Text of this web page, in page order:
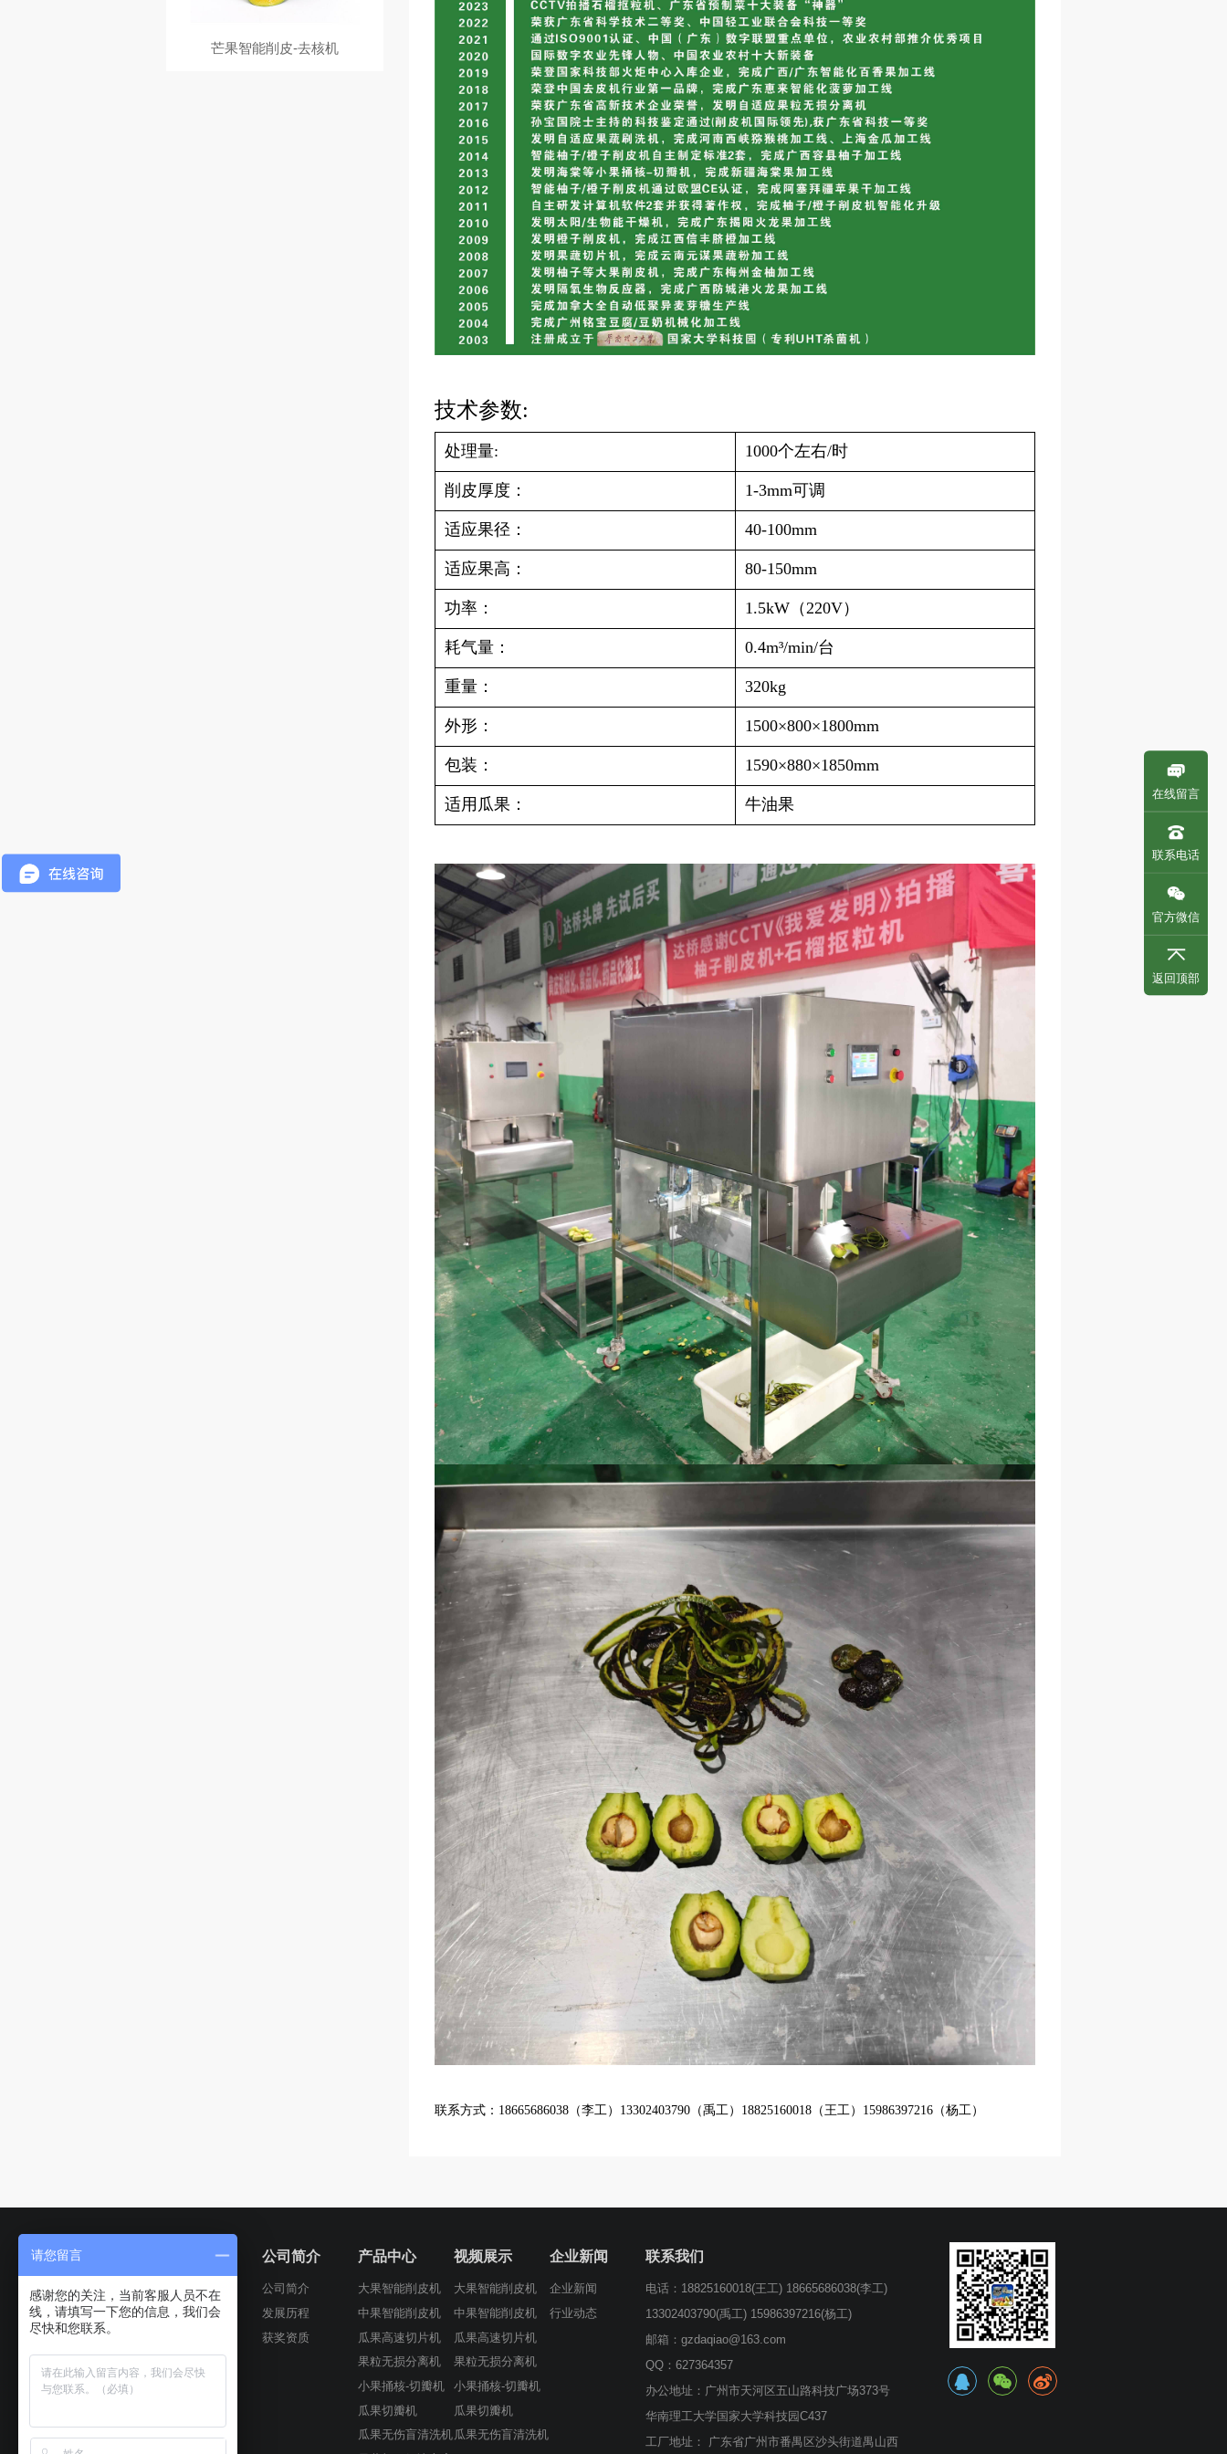
在线留言
联系电话
官方微信
返回顶部
技术参数:
处理量: 1000个左右/时
削皮厚度： 1-3mm可调
适应果径： 40-100mm
适应果高： 80-150mm
功率： 1.5kW（220V）
耗气量： 0.4m³/min/台
重量： 320kg
外形： 1500×800×1800mm
包装： 1590×880×1850mm
适用瓜果： 牛油果
联系方式： 18665686038（李工） 13302403790（禹工）18825160018（王工）15986397216（杨工）
芒果智能削皮-去核机 桃子智能削皮-去核机 苹果智能削皮-去核分瓣机 小菠萝智能削皮-修柄机
公司简介
公司简介
发展历程
获奖资质
产品中心
大果智能削皮机
中果智能削皮机
瓜果高速切片机
果粒无损分离机
小果捅核-切瓣机
瓜果切瓣机
瓜果无伤盲清洗机
视频展示
大果智能削皮机
中果智能削皮机
瓜果高速切片机
果粒无损分离机
小果捅核-切瓣机
瓜果切瓣机
瓜果无伤盲清洗机
企业新闻
企业新闻
行业动态
联系我们
电话：18825160018(王工) 18665686038(李工)
13302403790(禹工) 15986397216(杨工)
邮箱：gzdaqiao@163.com
QQ：627364357
办公地址：广州市天河区五山路科技广场373号
华南理工大学国家大学科技园C437
工厂地址： 广东省广州市番禺区沙头街道禺山西
请您留言
感谢您的关注，当前客服人员不在
线，请填写一下您的信息，我们会
尽快和您联系。